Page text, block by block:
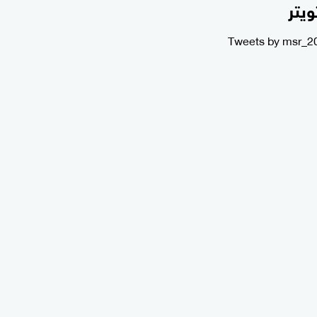
Tweets by